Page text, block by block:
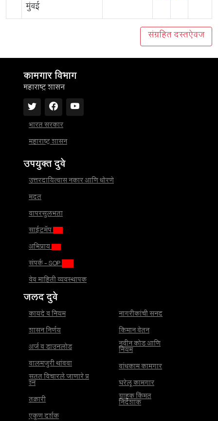
मुंबई
संग्रहित दस्तऐवज
कामगार विभाग
महाराष्ट्र शासन
भारत सरकार
महाराष्ट्र शासन
उपयुक्त दुवे
उत्तरदायित्वास नकार आणि धोरणे
मदत
वापरसुलभता
साईटमॅप
अभिप्राय
संपर्क - SOP
वेब माहिती व्यवस्थापक
जलद दुवे
कायदे व नियम
शासन निर्णय
अर्ज व डाउनलोड
बालमजुरी थांबवा
सतत विचारले जाणारे प्र
श्न
तक्रारी
एकूण दर्शक
नागरीकांची सनद
किमान वेतन
नवीन कोड आणि
नियम
बांधकाम कामगार
घरेलू कामगार
ग्राहक किंमत
निर्देशांक